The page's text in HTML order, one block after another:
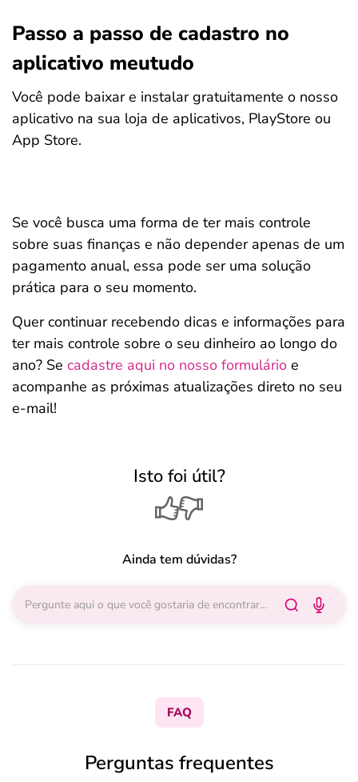
Passo a passo de cadastro no
aplicativo meutudo
Você pode baixar e instalar gratuitamente o nosso
aplicativo na sua loja de aplicativos, PlayStore ou
App Store.
Se você busca uma forma de ter mais controle
sobre suas finanças e não depender apenas de um
pagamento anual, essa pode ser uma solução
prática para o seu momento.
Quer continuar recebendo dicas e informações para
ter mais controle sobre o seu dinheiro ao longo do
ano? Se cadastre aqui no nosso formulário e
acompanhe as próximas atualizações direto no seu
e-mail!
Isto foi útil?
Ainda tem dúvidas?
FAQ
Perguntas frequentes